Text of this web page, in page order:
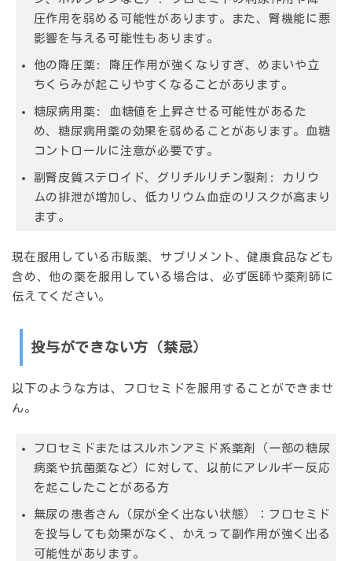
圧作用を弱める可能性があります。また、腎機能に悪
影響を与える可能性もあります。
他の降圧薬:
降圧作用が強くなりすぎ、めまいや立
ちくらみが起こりやすくなることがあります。
糖尿病用薬:
血糖値を上昇させる可能性があるた
め、糖尿病用薬の効果を弱めることがあります。血糖
コントロールに注意が必要です。
副腎皮質ステロイド、グリチルリチン製剤:
カリウ
ムの排泄が増加し、低カリウム血症のリスクが高まり
ます。
現在服用している市販薬、サプリメント、健康食品なども
含め、他の薬を服用している場合は、必ず医師や薬剤師に
伝えてください。
投与ができない方（禁忌）
以下のような方は、フロセミドを服用することができませ
ん。
フロセミドまたはスルホンアミド系薬剤（一部の糖尿
病薬や抗菌薬など）に対して、以前にアレルギー反応
を起こしたことがある方
無尿の患者さん（尿が全く出ない状態）：フロセミド
を投与しても効果がなく、かえって副作用が強く出る
可能性があります。